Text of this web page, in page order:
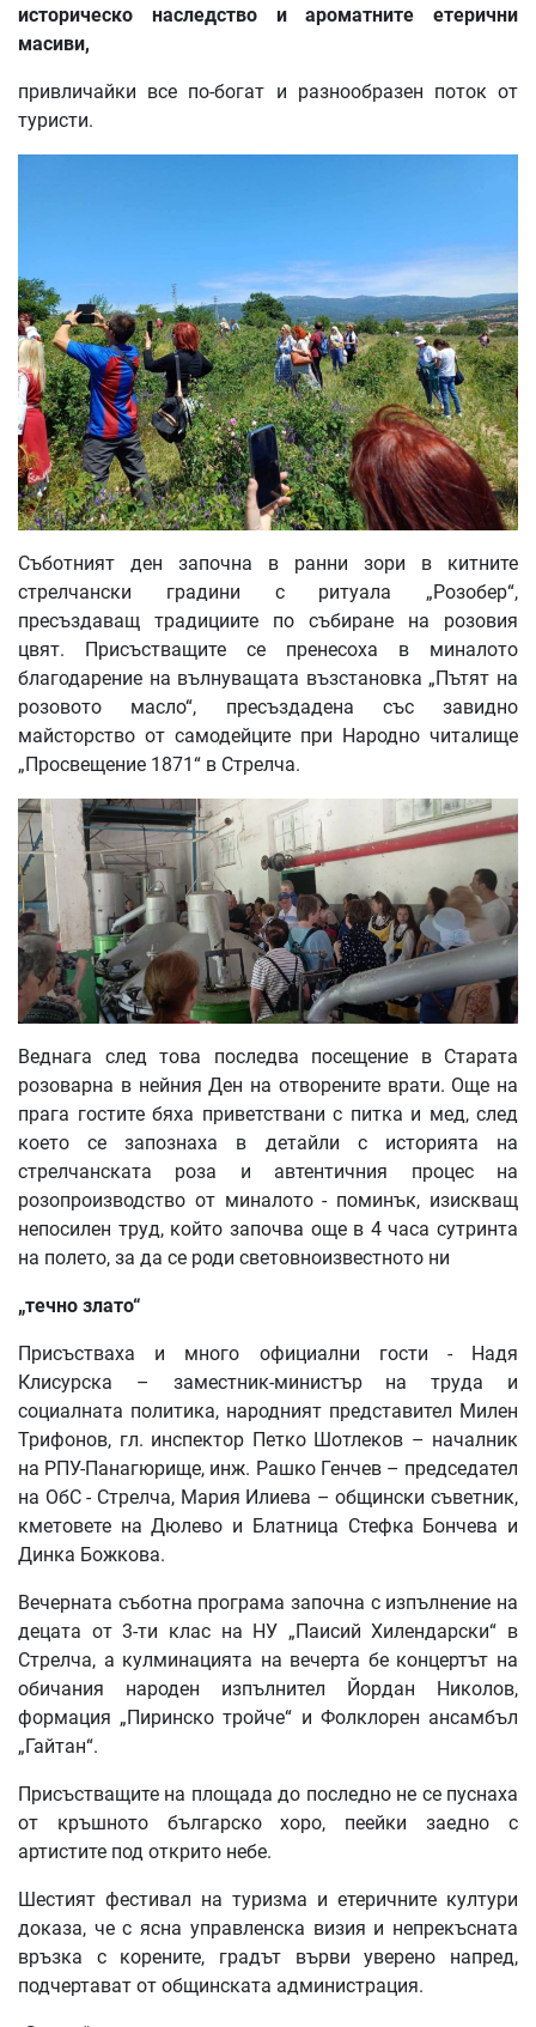
историческо наследство и ароматните етерични
масиви,
привличайки все по-богат и разнообразен поток от
туристи.
Съботният ден започна в ранни зори в китните
стрелчански градини с ритуала „Розобер“,
пресъздаващ традициите по събиране на розовия
цвят. Присъстващите се пренесоха в миналото
благодарение на вълнуващата възстановка „Пътят на
розовото масло“, пресъздадена със завидно
майсторство от самодейците при Народно читалище
„Просвещение 1871“ в Стрелча.
Веднага след това последва посещение в Старата
розоварна в нейния Ден на отворените врати. Още на
прага гостите бяха приветствани с питка и мед, след
което се запознаха в детайли с историята на
стрелчанската роза и автентичния процес на
розопроизводство от миналото - поминък, изискващ
непосилен труд, който започва още в 4 часа сутринта
на полето, за да се роди световноизвестното ни
„течно злато“
Присъстваха и много официални гости - Надя
Клисурска – заместник-министър на труда и
социалната политика, народният представител Милен
Трифонов, гл. инспектор Петко Шотлеков – началник
на РПУ-Панагюрище, инж. Рашко Генчев – председател
на ОбС - Стрелча, Мария Илиева – общински съветник,
кметовете на Дюлево и Блатница Стефка Бончева и
Динка Божкова.
Вечерната съботна програма започна с изпълнение на
децата от 3-ти клас на НУ „Паисий Хилендарски“ в
Стрелча, а кулминацията на вечерта бе концертът на
обичания народен изпълнител Йордан Николов,
формация „Пиринско тройче“ и Фолклорен ансамбъл
„Гайтан“.
Присъстващите на площада до последно не се пуснаха
от кръшното българско хоро, пеейки заедно с
артистите под открито небе.
Шестият фестивал на туризма и етеричните култури
доказа, че с ясна управленска визия и непрекъсната
връзка с корените, градът върви уверено напред,
подчертават от общинската администрация.